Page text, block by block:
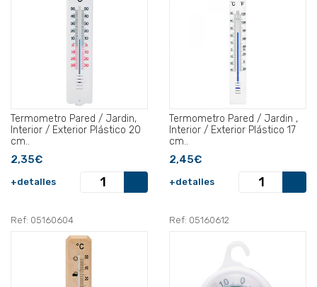
Termometro Pared / Jardin,
Interior / Exterior Plástico 20
cm..
2,35€
+detalles
Termometro Pared / Jardin ,
Interior / Exterior Plástico 17
cm..
2,45€
+detalles
Ref: 05160604 Ref: 05160612